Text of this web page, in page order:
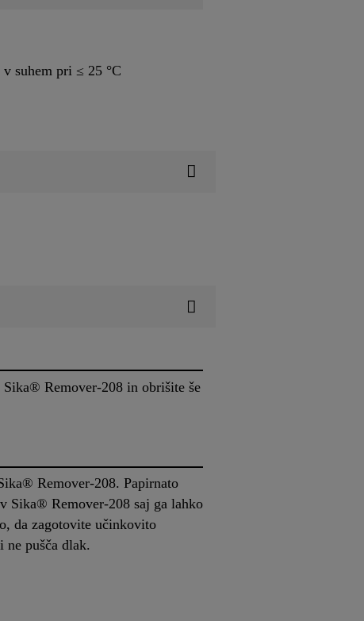
suhem pri ≤ 25 °C
Remover-208 in obrišite še
Remover-208. Papirnato
Sika® Remover-208 saj ga lahko
da zagotovite učinkovito
pušča dlak.